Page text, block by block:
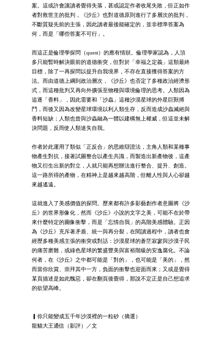
案。這或許會讓讀者覺得失落，甚或認定作者收尾失敗，但正如作
者對救世主的批判，《沙丘》也對道德原則進行了多層次的批判，
不斷質疑先前的主張，因此讀者最後能確定的，並非標準答案為
何，而是「哪些答案不可行」。
而這正是倫理學探問（quest）的應有情狀。倫理學家認為，人頂
多只能暫時解決眼前的道德衝突，但對於「幸福之定義」這類最終
目標，除了一再探問以提升自我境界，不存在直接獲得答案的方
法。而由道德上綱到政治層次，《沙丘》也否定了多種政治經濟形
式，而這種批判又再向外擴張至物種與環境倫理的思考。人類因為
追逐「香料」，因此需要和「沙蟲」這種沙漠星球的外星巨獸搏
鬥，而後又因為改變星球環境以利人類生存，反而造成沙蟲滅絕與
香料短缺；人類也曾與沙蟲融為一體以建構無上權威，但這並未解
決問題，反而使人類迷失自我。
作者於此運用了類似「正反合」的思維辯證法，主角人類和某種事
物產生對抗，接著試圖整合以產生共識，而製造出新產物後，這產
物又衍生出新的對立，人就只能再想辦法進行整合、提升、創造。
這一路所得的產物，在精神上是越來越高階，但離人性與人心卻越
來越遙遠。
這就進入了美感價值的探問。歷來都有許多影藝創作者意圖將《沙
丘》的世界形像化，然而《沙丘》小說的文字之美，可能不在於帶
來什麼特定的圖像衝擊，而是「忘情自我」的高階美感體驗。正因
為《沙丘》充斥著矛盾、統一與再分裂，在閱讀過程中，讀者也會
經歷多種美感主張的衝突或對話：沙漠星球的蒼茫寂寥與沙漠子民
的痛苦磨難，或綠色星球的繁盛豐美與富裕階級的安逸腐化。不論
何者，在《沙丘》之中都可能是「對的」，也可能是「美的」，然
而當你欣賞、崇拜其中一方，負面的衝擊也迎面而來；又或是覺得
某頁描述是如此醜惡，卻在翻頁後覺得，那說不定正是自己想追求
的欲望高峰。
▎你只能變成五千年沙漠裡的一粒砂（摘選）
龍貓大王通信（影評）／文